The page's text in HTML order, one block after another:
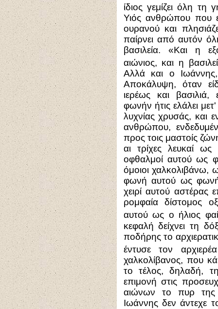
ίδιος γεμίζει όλη τη
Υιός ανθρώπου που
ουρανού και
παίρνει από αυτόν
βασιλεία. «Και η
αιώνιος, και η
Αλλά και ο
Αποκάλυψη, όταν
ιερέως και
φωνήν ήτις ελάλει
λυχνίας χρυσάς, και
ανθρώπου,
προς τοις μαστοίς
αι τρίχες λευκαί
οφθαλμοί αυτού ως
όμοιοι
φωνή αυτού ως φωνή
χειρί αυτού αστέρας
ρομφαία δίστομος
αυτού ως ο ήλιος
κεφαλή δείχνει τη
ποδήρης το
έντυσε τον
χαλκολίβανος, που
το τέλος, δηλαδή,
επιμονή στις
αιώνων το πυρ
Ιωάννης δεν άντεχε